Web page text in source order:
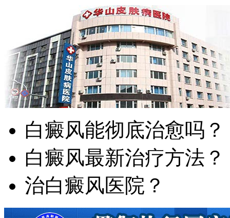
白癜风能彻底治愈吗？
白癜风最新治疗方法？
治白癜风医院？